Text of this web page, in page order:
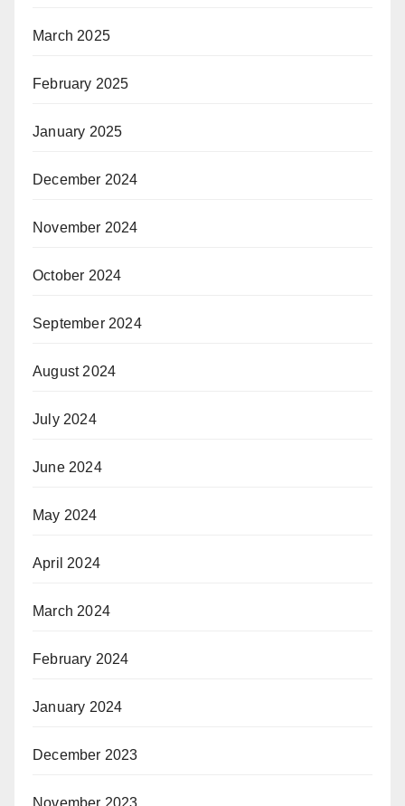
March 2025
February 2025
January 2025
December 2024
November 2024
October 2024
September 2024
August 2024
July 2024
June 2024
May 2024
April 2024
March 2024
February 2024
January 2024
December 2023